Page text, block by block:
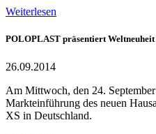
Weiterlesen
POLOPLAST präsentiert
26.09.2014
Am Mittwoch, den 24.
Markteinführung des neuen
XS in Deutschland.